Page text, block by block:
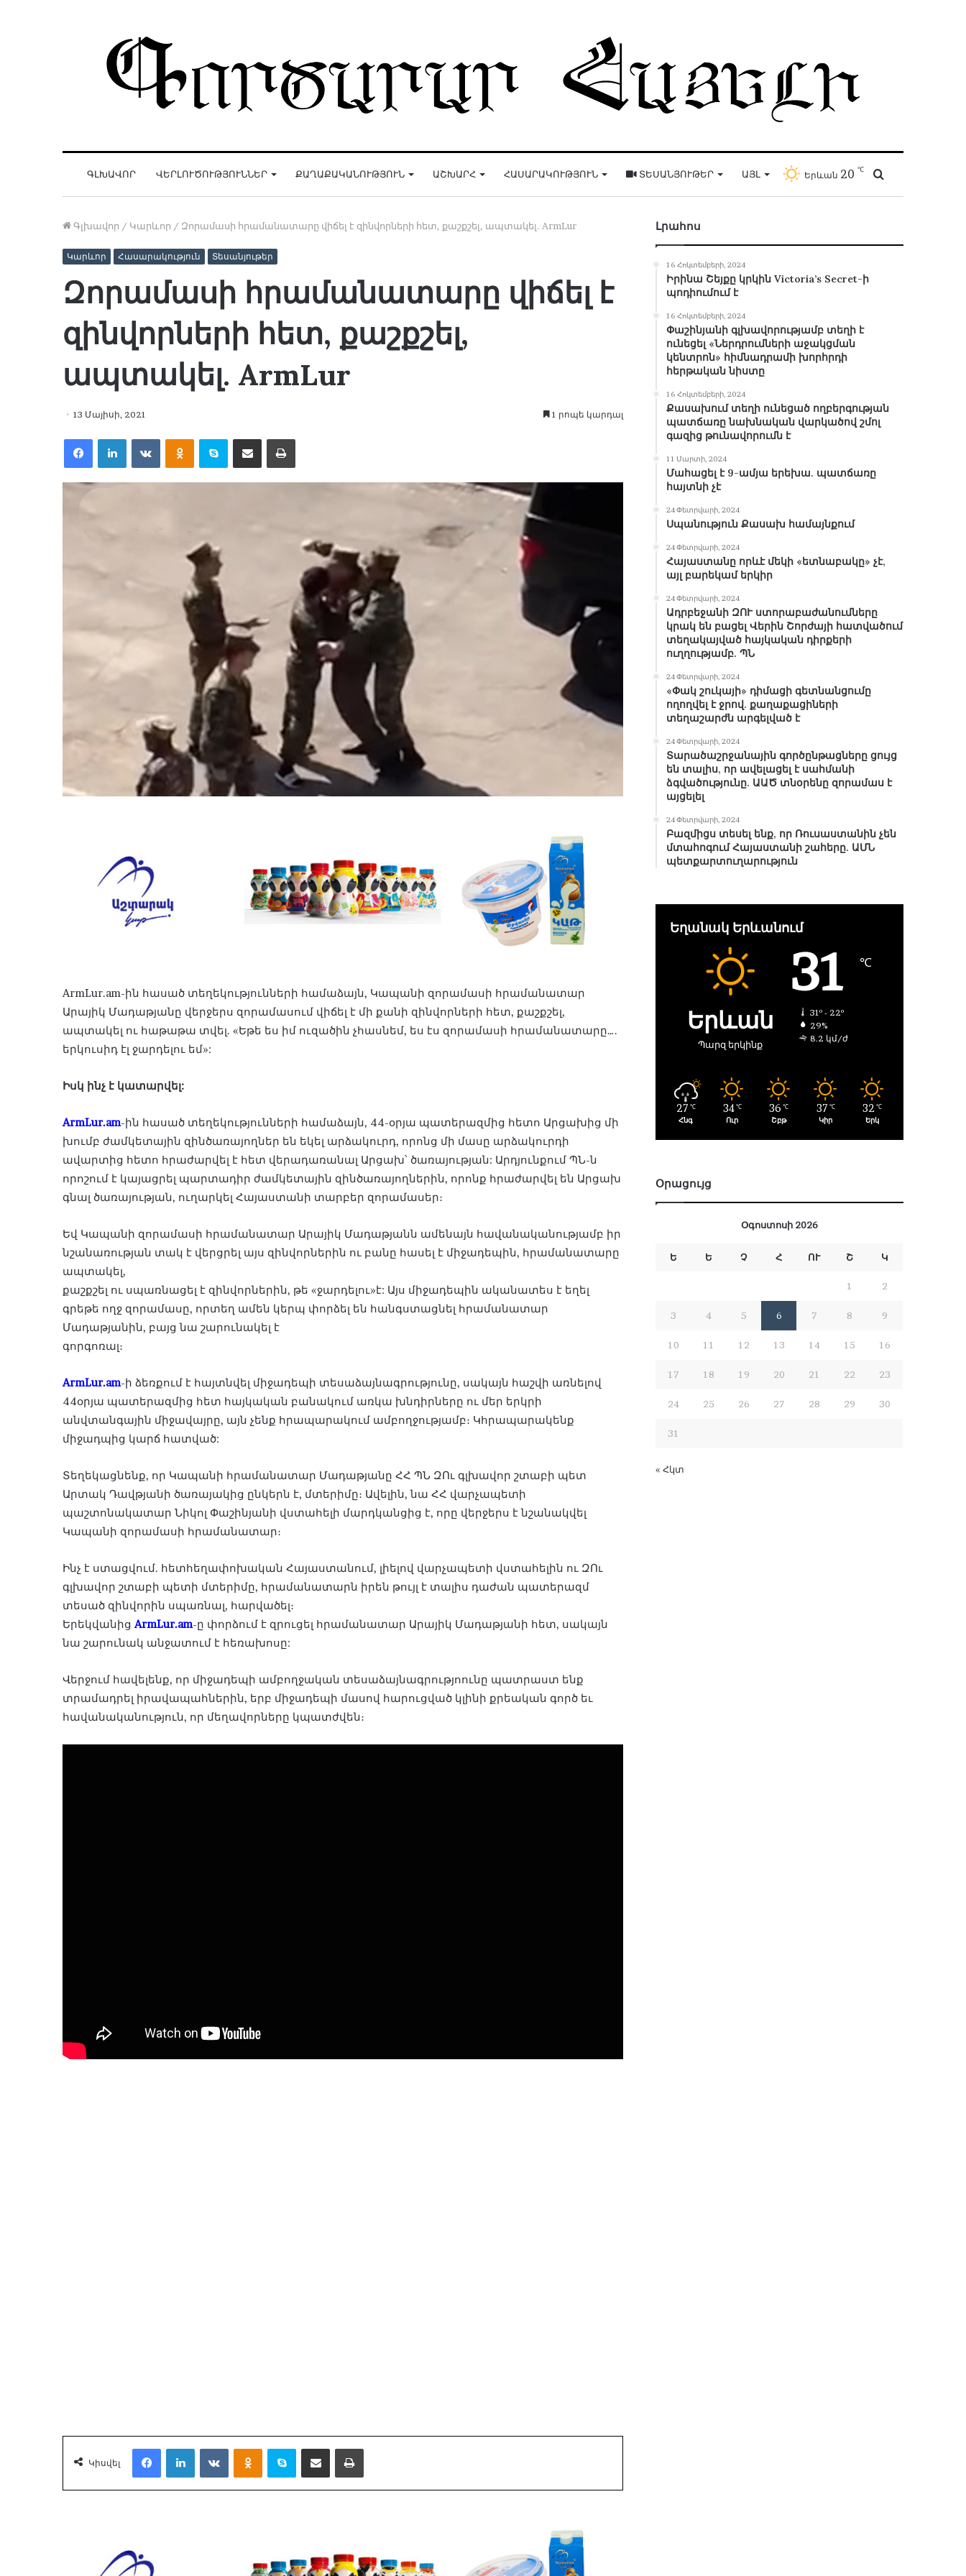
ԳԼԽԱՎՈՐ ՎԵՐԼՈՒԾՈՒԹՅՈՒՆՆԵՐ ՔԱՂԱՔԱԿԱՆՈՒԹՅՈՒՆ ԱՇԽԱՐՀ ՀԱՍԱՐԱԿՈՒԹՅՈՒՆ ՏԵՍԱՆՅՈՒԹԵՐ ԱՅԼ Երևան 20 ℃
Գլխավոր / Կարևոր / Զորամասի հրամանատարը վիճել է զինվորների հետ, քաշքշել, ապտակել. ArmLur
Կարևոր Հասարակություն Տեսանյութեր
Զորամասի հրամանատարը վիճել է
զինվորների հետ, քաշքշել,
ապտակել. ArmLur
13 Մայիսի, 2021 1 րոպե կարդալ
FacebookLinkedInVKontakteOdnoklassniki
Skype Share via Email Print
ArmLur.am-ին հասած տեղեկությունների համաձայն, Կապանի զորամասի հրամանատար
Արայիկ Մադաթյանը վերջերս զորամասում վիճել է մի քանի զինվորների հետ, քաշքշել,
ապտակել ու հաթաթա տվել. «Եթե ես իմ ուզածին չհասնեմ, ես էս զորամասի հրամանատարը….
երկուսիդ էլ ջարդելու եմ»:
Իսկ ինչ է կատարվել:
ArmLur.am-ին հասած տեղեկությունների համաձայն, 44-օրյա պատերազմից հետո Արցախից մի
խումբ ժամկետային զինծառայողներ են եկել արձակուրդ, որոնց մի մասը արձակուրդի
ավարտից հետո հրաժարվել է հետ վերադառանալ Արցախ՝ ծառայության: Արդյունքում ՊՆ-ն
որոշում է կայացրել պարտադիր ժամկետային զինծառայողներին, որոնք հրաժարվել են Արցախ
գնալ ծառայության, ուղարկել Հայաստանի տարբեր զորամասեր։
Եվ Կապանի զորամասի հրամանատար Արայիկ Մադաթյանն ամենայն հավանականությամբ իր
նշանառության տակ է վերցրել այս զինվորներին ու բանը հասել է միջադեպին, հրամանատարը
ապտակել,
քաշքշել ու սպառնացել է զինվորներին, թե «ջարդելու»է: Այս միջադեպին ականատես է եղել
գրեթե ողջ զորամասը, որտեղ ամեն կերպ փորձել են հանգստացնել հրամանատար
Մադաթյանին, բայց նա շարունակել է
գորգոռալ։
ArmLur.am-ի ձեռքում է հայտնվել միջադեպի տեսաձայնագրությունը, սակայն հաշվի առնելով
44օրյա պատերազմից հետ հայկական բանակում առկա խնդիրները ու մեր երկրի
անվտանգային միջավայրը, այն չենք հրապարակում ամբողջությամբ։ Կհրապարակենք
միջադպից կարճ հատված:
Տեղեկացնենք, որ Կապանի հրամանատար Մադաթյանը ՀՀ ՊՆ ԶՈւ գլխավոր շտաբի պետ
Արտակ Դավթյանի ծառայակից ընկերն է, մտերիմը։ Ավելին, նա ՀՀ վարչապետի
պաշտոնակատար Նիկոլ Փաշինյանի վստահելի մարդկանցից է, որը վերջերս է նշանակվել
Կապանի զորամասի հրամանատար։
Ինչ է ստացվում. հետհեղափոխական Հայաստանում, լիելով վարչապետի վստահելին ու ԶՈւ
գլխավոր շտաբի պետի մտերիմը, հրամանատարն իրեն թույլ է տալիս դաժան պատերազմ
տեսած զինվորին սպառնալ, հարվածել։
ԵրեկվանիցArmLur.am-ը փորձում է զրուցել հրամանատար Արայիկ Մադաթյանի հետ, սակայն
նա շարունակ անջատում է հեռախոսը:
Վերջում հավելենք, որ միջադեպի ամբողջական տեսաձայնագրությոունը պատրաստ ենք
տրամադրել իրավապահներին, երբ միջադեպի մասով հարուցված կլինի քրեական գործ եւ
հավանականություն, որ մեղավորները կպատժվեն։
Կիսվել
FacebookLinkedInVKontakteOdnoklassniki
Skype Share via Email Print
Լրահոս
16 Հոկտեմբերի, 2024
Իրինա Շեյքը կրկին Victoria’s Secret-ի
պոդիումում է
16 Հոկտեմբերի, 2024
Փաշինյանի գլխավորությամբ տեղի է
ունեցել «Ներդրումների աջակցման
կենտրոն» հիմնադրամի խորհրդի
հերթական նիստը
16 Հոկտեմբերի, 2024
Քասախում տեղի ունեցած ողբերգության
պատճառը նախնական վարկածով շմոլ
գազից թունավորումն է
11 Մարտի, 2024
Մահացել է 9-ամյա երեխա. պատճառը
հայտնի չէ
24 Փետրվարի, 2024
Սպանություն Քասախ համայնքում
24 Փետրվարի, 2024
Հայաստանը որևէ մեկի «ետնաբակը» չէ,
այլ բարեկամ երկիր
24 Փետրվարի, 2024
Ադրբեջանի ԶՈՒ ստորաբաժանումները
կրակ են բացել Վերին Շորժայի հատվածում
տեղակայված հայկական դիրքերի
ուղղությամբ. ՊՆ
24 Փետրվարի, 2024
«Փակ շուկայի» դիմացի գետնանցումը
ողողվել է ջրով. քաղաքացիների
տեղաշարժն արգելված է
24 Փետրվարի, 2024
Տարածաշրջանային գործընթացները ցույց
են տալիս, որ ավելացել է սահմանի
ձգվածությունը. ԱԱԾ տնօրենը զորամաս է
այցելել
24 Փետրվարի, 2024
Բազմիցս տեսել ենք, որ Ռուսաստանին չեն
մտահոգում Հայաստանի շահերը. ԱՄՆ
պետքարտուղարություն
Եղանակ Երևանում
Երևան
Պարզ երկինք
31 ℃
31º - 22º
29%
8.2 կմ/ժ
27 ℃
Հնգ
34 ℃
Ուր
36 ℃
Շբթ
37 ℃
Կիր
32 ℃
Երկ
Օրացույց
Օգոստոսի 2026
Ե Ե Չ Հ ՈՒ Շ Կ
1 2
3 4 5 6 7 8 9
10 11 12 13 14 15 16
17 18 19 20 21 22 23
24 25 26 27 28 29 30
31
« Հկտ